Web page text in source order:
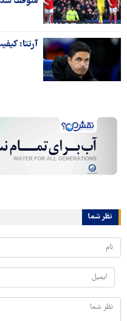
آرتتا:
نظر شما